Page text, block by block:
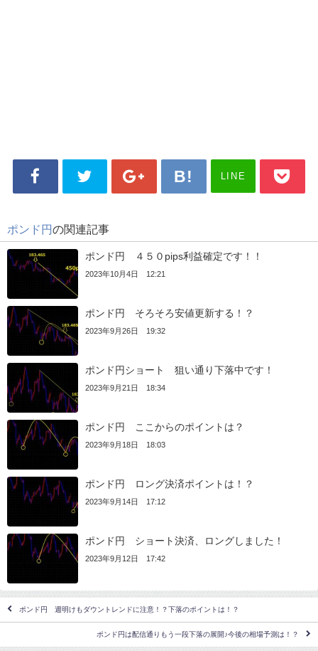
LINE
ポンド円の関連記事
ポンド円 ４５０pips利益確定です！！
2023年10月4日 12:21
ポンド円 そろそろ安値更新する！？
2023年9月26日 19:32
ポンド円ショート 狙い通り下落中です！
2023年9月21日 18:34
ポンド円 ここからのポイントは？
2023年9月18日 18:03
ポンド円 ロング決済ポイントは！？
2023年9月14日 17:12
ポンド円 ショート決済、ロングしました！
2023年9月12日 17:42
ポンド円 週明けもダウントレンドに注意！？下落のポイントは！？
ポンド円は配信通りもう一段下落の展開♪今後の相場予測は！？